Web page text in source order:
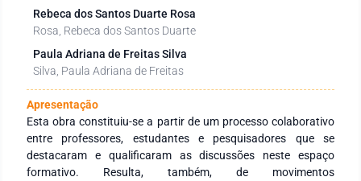
Rebeca dos Santos Duarte Rosa
Rosa, Rebeca dos Santos Duarte
Paula Adriana de Freitas Silva
Silva, Paula Adriana de Freitas
Apresentação
Esta obra constituiu-se a partir de um processo colaborativo
entre professores, estudantes e pesquisadores que se
destacaram e qualificaram as discussões neste espaço
formativo. Resulta, também, de movimentos